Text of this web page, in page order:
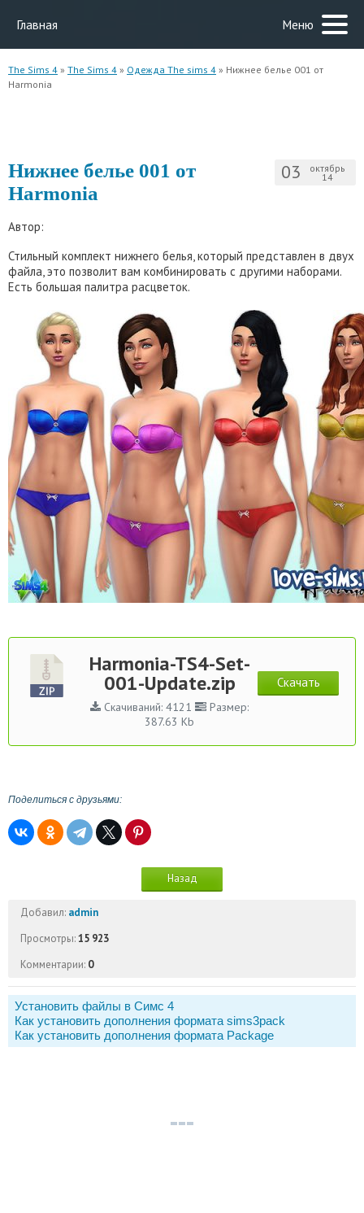
Главная Меню
The Sims 4 » The Sims 4 » Одежда The sims 4 » Нижнее белье 001 от
Harmonia
03 октябрь
14
Нижнее белье 001 от
Harmonia
Автор:
Стильный комплект нижнего белья, который представлен в двух
файла, это позволит вам комбинировать с другими наборами.
Есть большая палитра расцветок.
Harmonia-TS4-Set-
001-Update.zip
Скачиваний: 4121
Размер:
387.63 Kb
Скачать
Поделиться с друзьями:
Назад
Добавил: admin
Просмотры:15 923
Комментарии: 0
Установить файлы в Симс 4
Как установить дополнения формата sims3pack
Как установить дополнения формата Package